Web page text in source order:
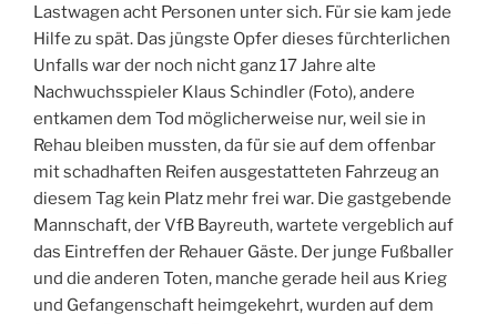
Lastwagen acht Personen unter sich. Für sie kam jede
Hilfe zu spät. Das jüngste Opfer dieses fürchterlichen
Unfalls war der noch nicht ganz 17 Jahre alte
Nachwuchsspieler Klaus Schindler (Foto), andere
entkamen dem Tod möglicherweise nur, weil sie in
Rehau bleiben mussten, da für sie auf dem offenbar
mit schadhaften Reifen ausgestatteten Fahrzeug an
diesem Tag kein Platz mehr frei war. Die gastgebende
Mannschaft, der VfB Bayreuth, wartete vergeblich auf
das Eintreffen der Rehauer Gäste. Der junge Fußballer
und die anderen Toten, manche gerade heil aus Krieg
und Gefangenschaft heimgekehrt, wurden auf dem